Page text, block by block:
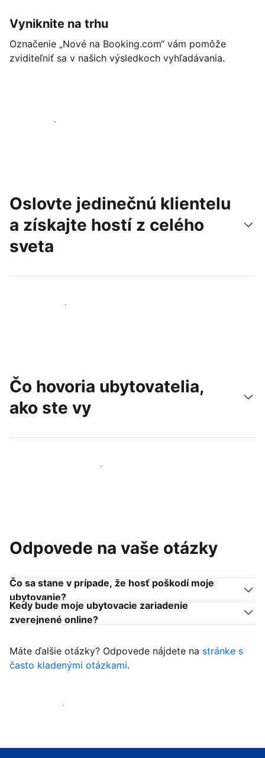
Vyniknite na trhu
Označenie „Nové na Booking.com“ vám pomôže
zviditeľniť sa v našich výsledkoch vyhľadávania.
Začať ešte dnes
Oslovte jedinečnú klientelu
a získajte hostí z celého
sveta
Osloviť nových hostí
Čo hovoria ubytovatelia,
ako ste vy
Pridať sa k podobným ubytovateľom
Odpovede na vaše otázky
Čo sa stane v prípade, že hosť poškodí moje
ubytovanie?
Kedy bude moje ubytovacie zariadenie
zverejnené online?
Máte ďalšie otázky? Odpovede nájdete na stránke s
často kladenými otázkami.
Začať prijímať hostí